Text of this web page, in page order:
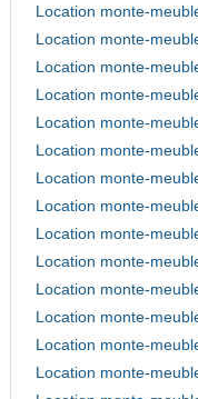
Location monte-
Location monte-
Location monte-
Location monte-
Location monte-
Location monte-
Location monte-
Location monte-
Location monte-
Location monte-
Location monte-
Location monte-
Location monte-
Location monte-